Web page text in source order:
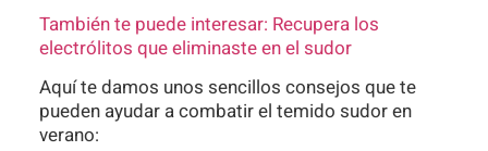
También te puede interesar: Recupera los
electrólitos que eliminaste en el sudor
Aquí te damos unos sencillos consejos que te
pueden ayudar a combatir el temido sudor en
verano: